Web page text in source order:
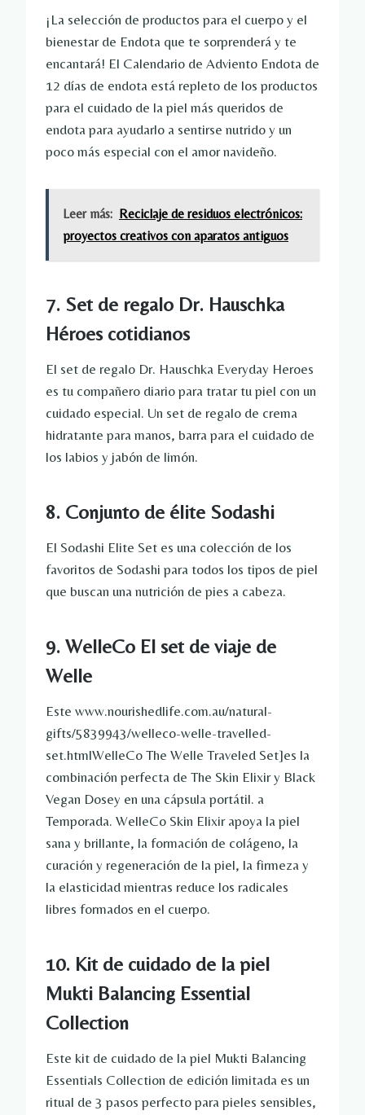
¡La selección de productos para el cuerpo y el
bienestar de Endota que te sorprenderá y te
encantará! El Calendario de Adviento Endota de
12 días de endota está repleto de los productos
para el cuidado de la piel más queridos de
endota para ayudarlo a sentirse nutrido y un
poco más especial con el amor navideño.
Leer más: Reciclaje de residuos electrónicos:
proyectos creativos con aparatos antiguos
7. Set de regalo Dr. Hauschka
Héroes cotidianos
El set de regalo Dr. Hauschka Everyday Heroes
es tu compañero diario para tratar tu piel con un
cuidado especial. Un set de regalo de crema
hidratante para manos, barra para el cuidado de
los labios y jabón de limón.
8. Conjunto de élite Sodashi
El Sodashi Elite Set es una colección de los
favoritos de Sodashi para todos los tipos de piel
que buscan una nutrición de pies a cabeza.
9. WelleCo El set de viaje de
Welle
Este www.nourishedlife.com.au/natural-
gifts/5839943/welleco-welle-travelled-
set.htmlWelleCo The Welle Traveled Set]es la
combinación perfecta de The Skin Elixir y Black
Vegan Dosey en una cápsula portátil. a
Temporada. WelleCo Skin Elixir apoya la piel
sana y brillante, la formación de colágeno, la
curación y regeneración de la piel, la firmeza y
la elasticidad mientras reduce los radicales
libres formados en el cuerpo.
10. Kit de cuidado de la piel
Mukti Balancing Essential
Collection
Este kit de cuidado de la piel Mukti Balancing
Essentials Collection de edición limitada es un
ritual de 3 pasos perfecto para pieles sensibles,